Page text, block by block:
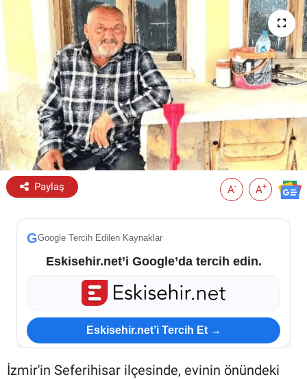
Paylaş A- A+
GGoogle Tercih Edilen Kaynaklar
Eskisehir.net’i Google’da tercih edin.
Eskisehir.net’i Tercih Et →
İzmir'in Seferihisar ilçesinde, evinin önündeki
Eskişehir Hava Durumu
Eskişehir Tramvay Saatleri
Eskişehir Otobüs Saatleri